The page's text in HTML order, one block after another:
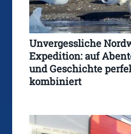
Unvergessliche
Expedition: auf
und Geschichte
kombiniert